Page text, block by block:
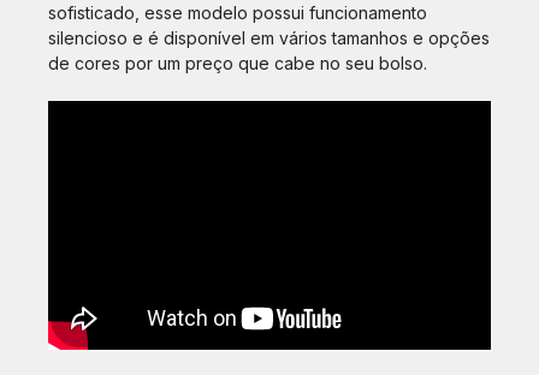
sofisticado, esse modelo possui funcionamento
silencioso e é disponível em vários tamanhos e opções
de cores por um preço que cabe no seu bolso.